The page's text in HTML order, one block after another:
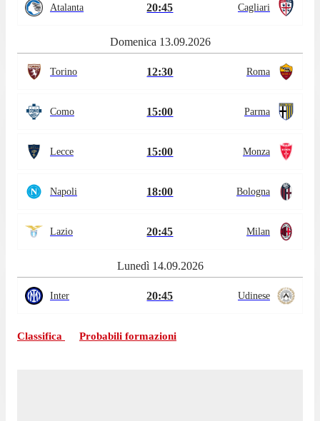
Atalanta 20:45 Cagliari
Domenica 13.09.2026
Torino 12:30 Roma
Como 15:00 Parma
Lecce 15:00 Monza
Napoli 18:00 Bologna
Lazio 20:45 Milan
Lunedì 14.09.2026
Inter 20:45 Udinese
Classifica Probabili formazioni